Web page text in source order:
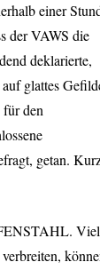
einer
derVAWS die
deklarierte,
glattes
für den
getan.
.